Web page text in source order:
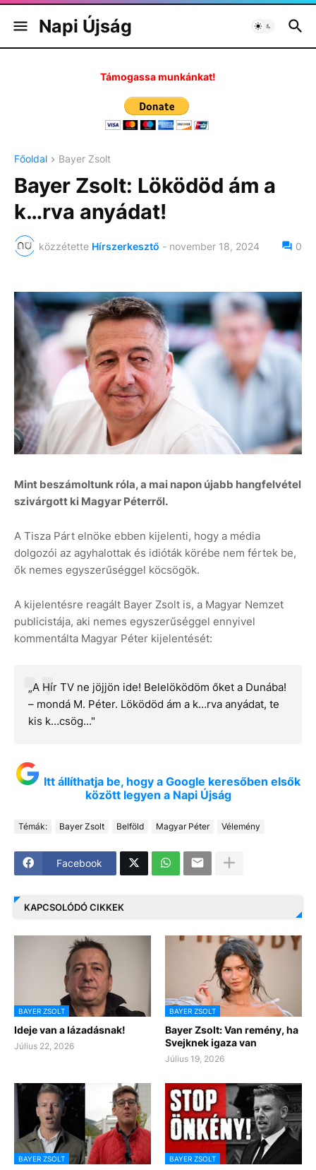
Napi Újság
Támogassa munkánkat!
Főoldal Bayer Zsolt
Bayer Zsolt: Löködöd ám a
k…rva anyádat!
közzétette Hírszerkesztő - november 18, 2024 0
Mint beszámoltunk róla, a mai napon újabb hangfelvétel
szivárgott ki Magyar Péterről.
A Tisza Párt elnöke ebben kijelenti, hogy a média
dolgozói az agyhalottak és idióták körébe nem fértek be,
ők nemes egyszerűséggel köcsögök.
A kijelentésre reagált Bayer Zsolt is, a Magyar Nemzet
publicistája, aki nemes egyszerűséggel ennyivel
kommentálta Magyar Péter kijelentését:
„A Hír TV ne jöjjön ide! Belelöködöm őket a Dunába!
– mondá M. Péter. Löködöd ám a k…rva anyádat, te
kis k…csög..."
Itt állíthatja be, hogy a Google keresőben elsők
között legyen a Napi Újság
Témák: Bayer Zsolt Belföld Magyar Péter Vélemény
Facebook
KAPCSOLÓDÓ CIKKEK
BAYER ZSOLT
Ideje van a lázadásnak!
Július 22, 2026
BAYER ZSOLT
Bayer Zsolt: Van remény, ha
Svejknek igaza van
Július 19, 2026
BAYER ZSOLT BAYER ZSOLT